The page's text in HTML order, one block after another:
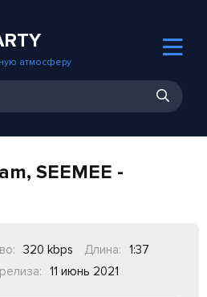
атмосферу
SEEMEE -
320 kbps Длина:
1:37
11 июнь 2021